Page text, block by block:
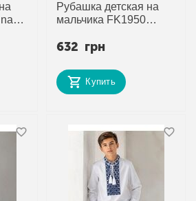
Рубашка детская на
мальчика FK1950
kids" недорого оптом
поставщика
632 грн
Купить